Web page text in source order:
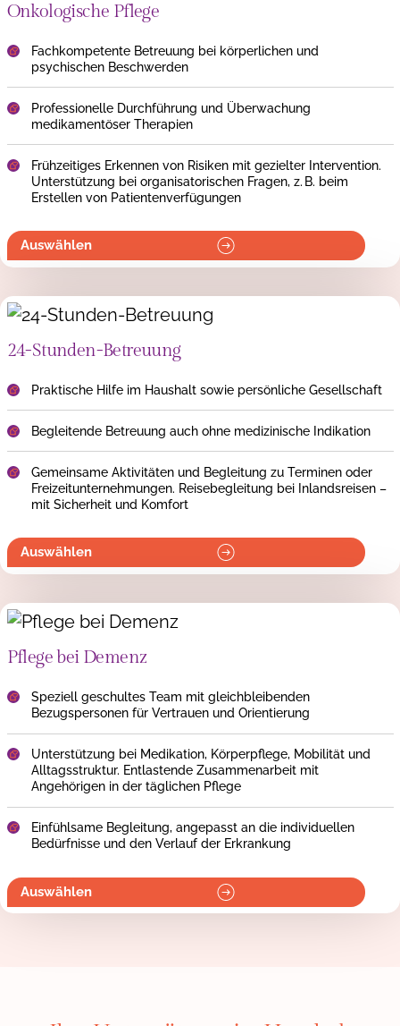
Onkologische Pflege
Fachkompetente Betreuung bei körperlichen und
psychischen Beschwerden
Professionelle Durchführung und Überwachung
medikamentöser Therapien
Frühzeitiges Erkennen von Risiken mit gezielter Intervention.
Unterstützung bei organisatorischen Fragen, z. B. beim
Erstellen von Patientenverfügungen
Auswählen
24-Stunden-Betreuung
Praktische Hilfe im Haushalt sowie persönliche Gesellschaft
Begleitende Betreuung auch ohne medizinische Indikation
Gemeinsame Aktivitäten und Begleitung zu Terminen oder
Freizeitunternehmungen. Reisebegleitung bei Inlandsreisen –
mit Sicherheit und Komfort
Auswählen
Pflege bei Demenz
Speziell geschultes Team mit gleichbleibenden
Bezugspersonen für Vertrauen und Orientierung
Unterstützung bei Medikation, Körperpflege, Mobilität und
Alltagsstruktur. Entlastende Zusammenarbeit mit
Angehörigen in der täglichen Pflege
Einfühlsame Begleitung, angepasst an die individuellen
Bedürfnisse und den Verlauf der Erkrankung
Auswählen